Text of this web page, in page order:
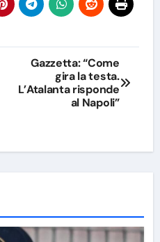
Gazzetta: “Come
gira la testa.
L’Atalanta risponde
al Napoli”